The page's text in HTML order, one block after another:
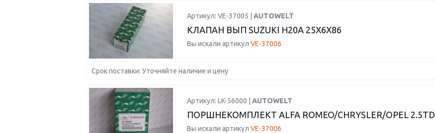
Артикул: VE-37005 | AUTOWELT
КЛАПАН ВЫП SUZUKI H20A 25X6X86
Вы искали артикул VE-37006
Срок поставки: Уточняйте наличие и цену
Артикул: LK-56000 | AUTOWELT
ПОРШНЕКОМПЛЕКТ ALFA ROMEO/CHRYSLER/OPEL 2.5TD
Вы искали артикул VE-37006